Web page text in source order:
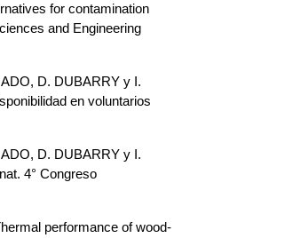
for contamination
and Engineering
D. DUBARRY y I.
en voluntarios
D. DUBARRY y I.
4° Congreso
performance of wood-